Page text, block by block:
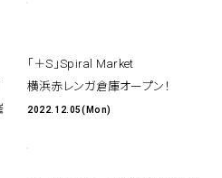
「＋S」Spiral Market
横浜赤レンガ倉庫オープン！
2022.12.05(Mon)